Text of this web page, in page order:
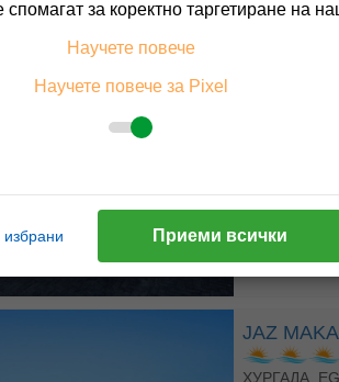
На
Пълно
JAZ
ХУРГАДА,
за коректно таргетиране на
Научете повече
Научете повече за Pixel
Приеми всички